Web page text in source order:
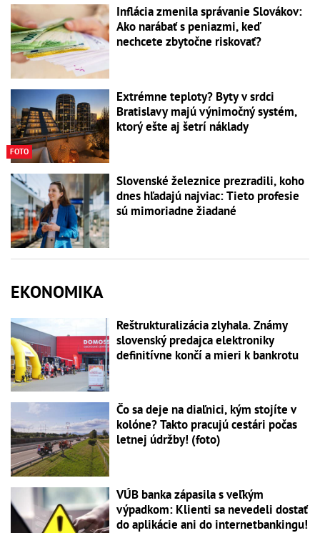
Inflácia zmenila správanie Slovákov:
Ako narábať s peniazmi, keď
nechcete zbytočne riskovať?
FOTO
Extrémne teploty? Byty v srdci
Bratislavy majú výnimočný systém,
ktorý ešte aj šetrí náklady
Slovenské železnice prezradili, koho
dnes hľadajú najviac: Tieto profesie
sú mimoriadne žiadané
EKONOMIKA
Reštrukturalizácia zlyhala. Známy
slovenský predajca elektroniky
definitívne končí a mieri k bankrotu
Čo sa deje na diaľnici, kým stojíte v
kolóne? Takto pracujú cestári počas
letnej údržby! (foto)
VÚB banka zápasila s veľkým
výpadkom: Klienti sa nevedeli dostať
do aplikácie ani do internetbankingu!